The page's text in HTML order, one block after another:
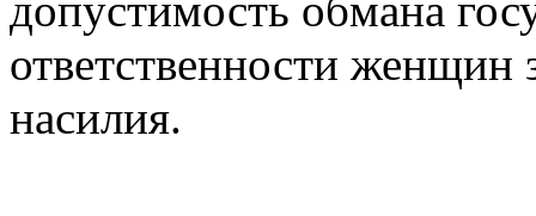
ответственности женщин
насилия.